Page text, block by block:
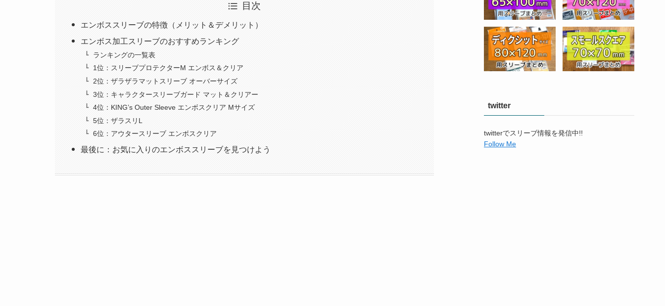
目次
エンボススリーブの特徴（メリット＆デメリット）
エンボス加工スリーブのおすすめランキング
ランキングの一覧表
1位：スリーブプロテクターM エンボス＆クリア
2位：ザラザラマットスリーブ オーバーサイズ
3位：キャラクタースリーブガード マット＆クリアー
4位：KING’s Outer Sleeve エンボスクリア Mサイズ
5位：ザラスリL
6位：アウタースリーブ エンボスクリア
最後に：お気に入りのエンボススリーブを見つけよう
twitter
twitterでスリーブ情報を発信中!!
Follow Me